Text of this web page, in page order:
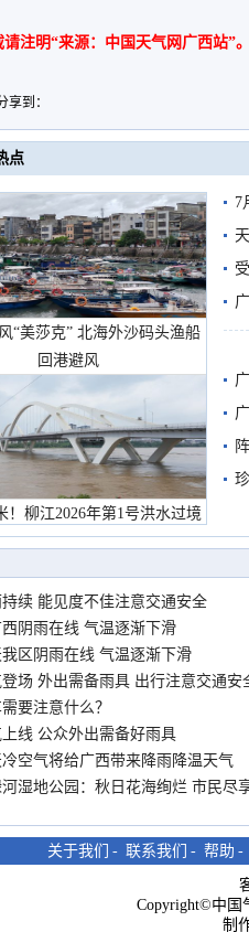
请注明“来源：中国天气网广西站”。
享到：
点
“美莎克” 北海外沙码头渔船
回港避风
！柳江2026年第1号洪水过境
市民在堤岸见证汛况
7
续 能见度不佳注意交通安全
阴雨在线 气温逐渐下滑
区阴雨在线 气温逐渐下滑
登场 外出需备雨具 出行注意交通安
要注意什么？
上线 公众外出需备好雨具
空气将给广西带来降雨降温天气
河湿地公园：秋日花海绚烂 市民尽
关于我们 - 联系我们 - 帮助 -
Copyright©中国
制